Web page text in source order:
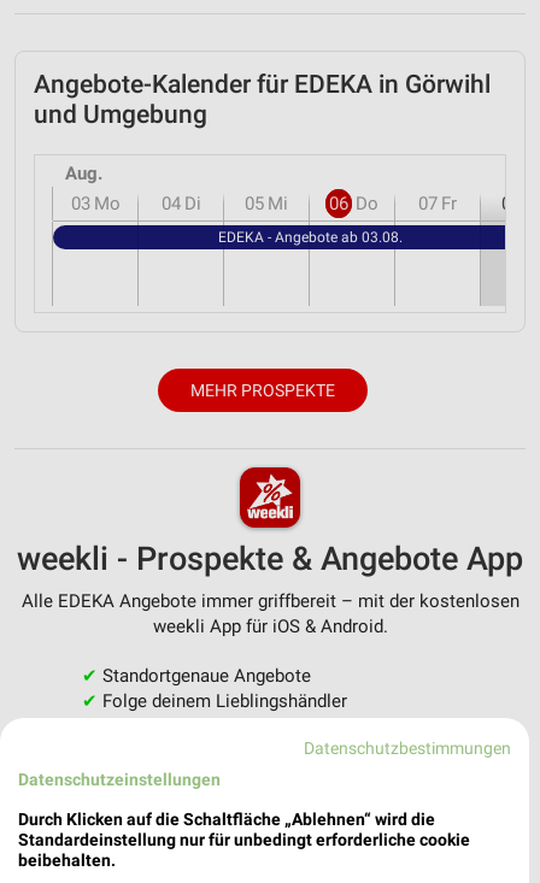
Angebote-Kalender für EDEKA in Görwihl
und Umgebung
Aug.
03 Mo 04 Di 05 Mi 06 Do 07 Fr 08
EDEKA - Angebote ab 03.08.
MEHR PROSPEKTE
weekli - Prospekte & Angebote App
Alle EDEKA Angebote immer griffbereit – mit der kostenlosen
weekli App für iOS & Android.
✔ Standortgenaue Angebote
✔ Folge deinem Lieblingshändler
Einkaufsliste - Einkauf stressfrei planen
JETZT LADEN UND SPAREN!
Datenschutzbestimmungen
Datenschutzeinstellungen
Durch Klicken auf die Schaltfläche „Ablehnen“ wird die
Standardeinstellung nur für unbedingt erforderliche cookie
beibehalten.